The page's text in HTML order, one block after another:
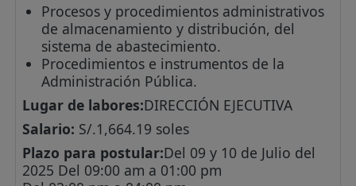
Procesos y procedimientos administrativos
de almacenamiento y distribución, del
sistema de abastecimiento.
Procedimientos e instrumentos de la
Administración Pública.
Lugar de labores:DIRECCIÓN EJECUTIVA
Salario: S/.1,664.19 soles
Plazo para postular:Del 09 y 10 de Julio del
2025 Del 09:00 am a 01:00 pm